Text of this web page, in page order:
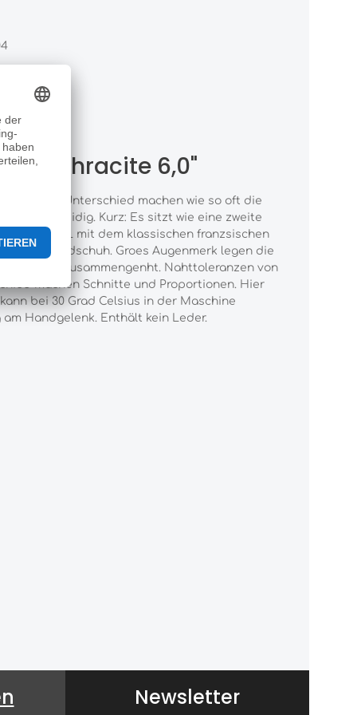
anthracite 6,0"
Den Unterschied machen wie so oft die
geschmeidig. Kurz: Es sitzt wie eine zweite
ROECKL mit dem klassischen franzsischen
Handschuh. Groes Augenmerk legen die
zusammengenht. Nahttoleranzen von
machen Schnitte und Proportionen. Hier
bei 30 Grad Celsius in der Maschine
Handgelenk. Enthält kein Leder.
Newsletter